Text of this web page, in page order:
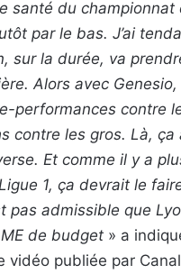
santé du championnat
par le bas. J’ai
sur la durée, va
Alors avec
performances contre
contre les gros. Là, ça
Et comme il y a
1, ça devrait le
pas admissible que
de budget » a
vidéo publiée par